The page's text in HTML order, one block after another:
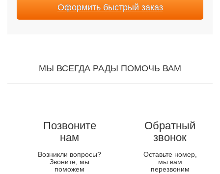
Оформить быстрый заказ
МЫ ВСЕГДА РАДЫ ПОМОЧЬ ВАМ
Позвоните
нам
Возникли вопросы?
Звоните, мы
поможем
Обратный
звонок
Оставьте номер,
мы вам
перезвоним